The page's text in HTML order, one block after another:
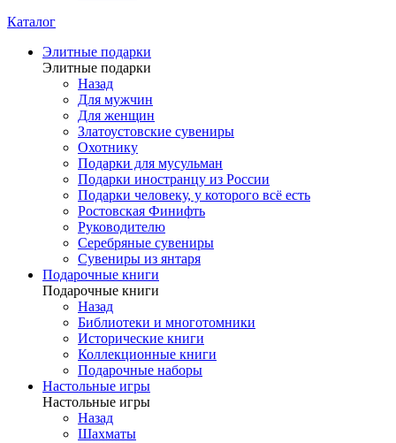
Каталог
Элитные подарки
Элитные подарки
Назад
Для мужчин
Для женщин
Златоустовские сувениры
Охотнику
Подарки для мусульман
Подарки иностранцу из России
Подарки человеку, у которого всё есть
Ростовская Финифть
Руководителю
Серебряные сувениры
Сувениры из янтаря
Подарочные книги
Подарочные книги
Назад
Библиотеки и многотомники
Исторические книги
Коллекционные книги
Подарочные наборы
Настольные игры
Настольные игры
Назад
Шахматы